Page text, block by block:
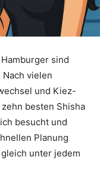
sind
Nach vielen
und Kiez-
besten Shisha
besucht und
Planung
unter jedem